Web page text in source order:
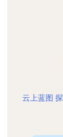
云上蓝图